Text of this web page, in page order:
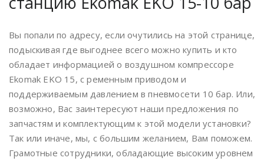
Вы попали по адресу, если очутились на этой странице,
подыскивая где выгоднее всего можно купить и кто
обладает информацией о воздушном компрессоре
Ekomak EKO 15, с ременным приводом и
поддерживаемым давлением в пневмосети 10 бар. Или,
возможно, Ваc заинтересуют наши предложения по
запчастям и комплектующим к этой модели установки?
Так или иначе, мы, с большим желанием, Вам поможем.
Грамотные сотрудники, обладающие высоким уровнем